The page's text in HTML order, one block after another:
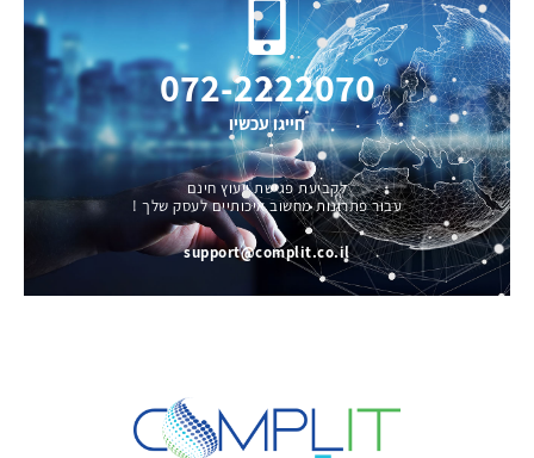
072-2222070
חייגו עכשיו
לקביעת פגישת ייעוץ חינם
עבור פתרונות מחשוב איכותיים לעסק שלך !
support@complit.co.il